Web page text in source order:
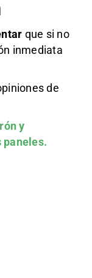
que si no
inmediata
de
y
paneles.